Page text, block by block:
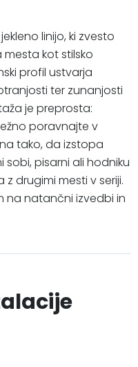
linijo, ki zvesto
kot stilsko
profil ustvarja
ter zunanjosti
je preprosta:
poravnajte v
tako, da izstopa
pisarni ali hodniku
drugimi mesti v seriji.
na natančni izvedbi in